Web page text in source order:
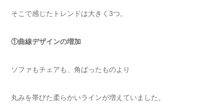
そこで感じたトレンドは大きく3つ。
①曲線デザインの増加
ソファもチェアも、角ばったものより
丸みを帯びた柔らかいラインが増えていました。